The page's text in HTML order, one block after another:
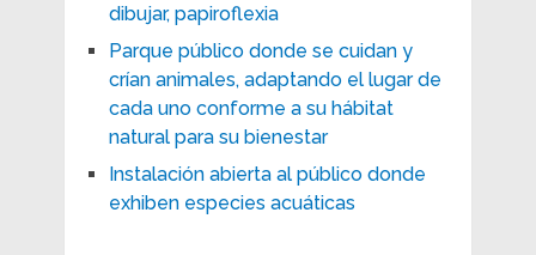
dibujar, papiroflexia
Parque público donde se cuidan y
crían animales, adaptando el lugar de
cada uno conforme a su hábitat
natural para su bienestar
Instalación abierta al público donde
exhiben especies acuáticas